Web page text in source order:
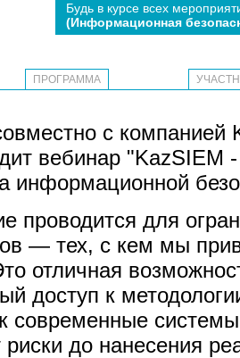
Будь в курсе всех
(Информационная
ПРОГРАММА
с
вебинар "KazSIEM
информационной
проводится для
— тех, с кем мы
отличная
доступ к
современные
до нанесения